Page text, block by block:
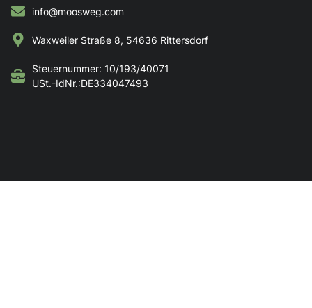
info@moosweg.com
Waxweiler Straße 8, 54636 Rittersdorf
Steuernummer: 10/193/40071
USt.-IdNr.:DE334047493